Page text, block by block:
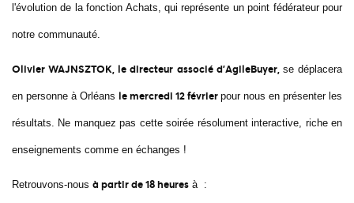
l'évolution de la fonction Achats, qui représente un point fédérateur pour
notre communauté.
Olivier WAJNSZTOK, le directeur associé d'AgileBuyer, se déplacera
en personne à Orléans le mercredi 12 février pour nous en présenter les
résultats. Ne manquez pas cette soirée résolument interactive, riche en
enseignements comme en échanges !
Retrouvons-nous à partir de 18 heures à :